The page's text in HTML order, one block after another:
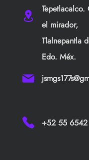
Tepetlacalco.
el mirador,
Tlalnepantla
Edo. Méx.
+52 55